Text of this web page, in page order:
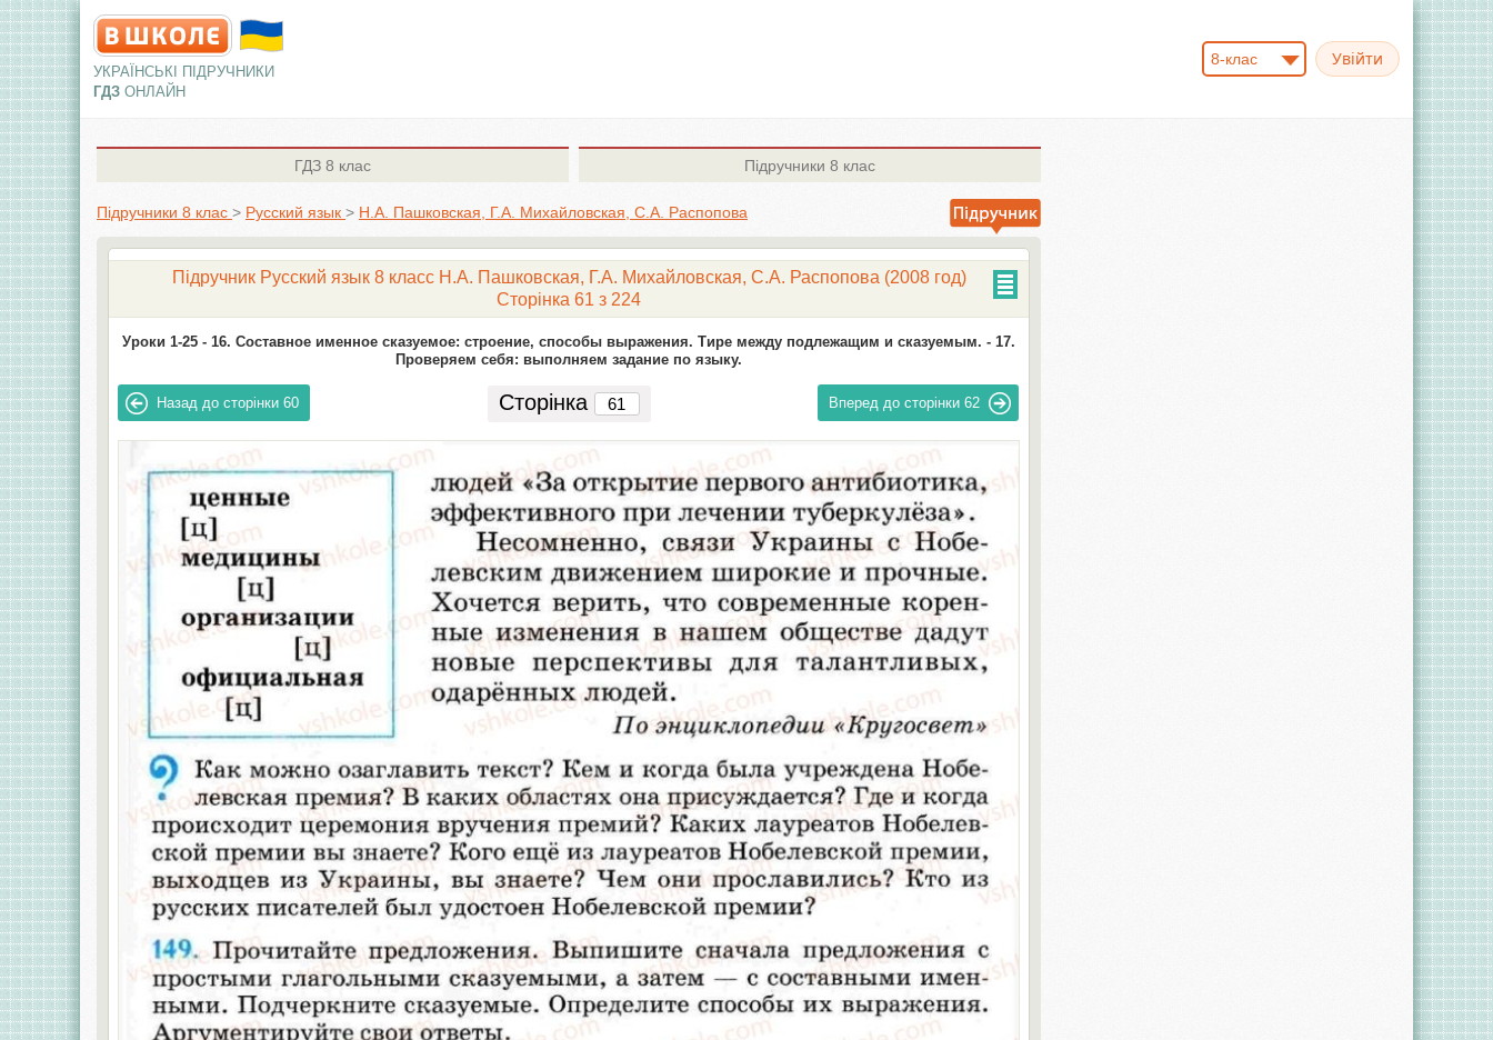
УКРАЇНСЬКІ ПІДРУЧНИКИ
ГДЗ ОНЛАЙН
8-клас
ГДЗ 8 клас Підручники 8 клас
Підручники 8 клас > Русский язык > Н.А. Пашковская, Г.А. Михайловская, С.А. Распопова
Підручник Русский язык 8 класc Н.А. Пашковская, Г.А. Михайловская, С.А. Распопова (2008 год)
Сторінка 61 з 224
Уроки 1-25 - 16. Составное именное сказуемое: строение, способы выражения. Тире между подлежащим и сказуемым. - 17.
Проверяем себя: выполняем задание по языку.
Назад до сторінки 60 Сторінка Вперед до сторінки 62